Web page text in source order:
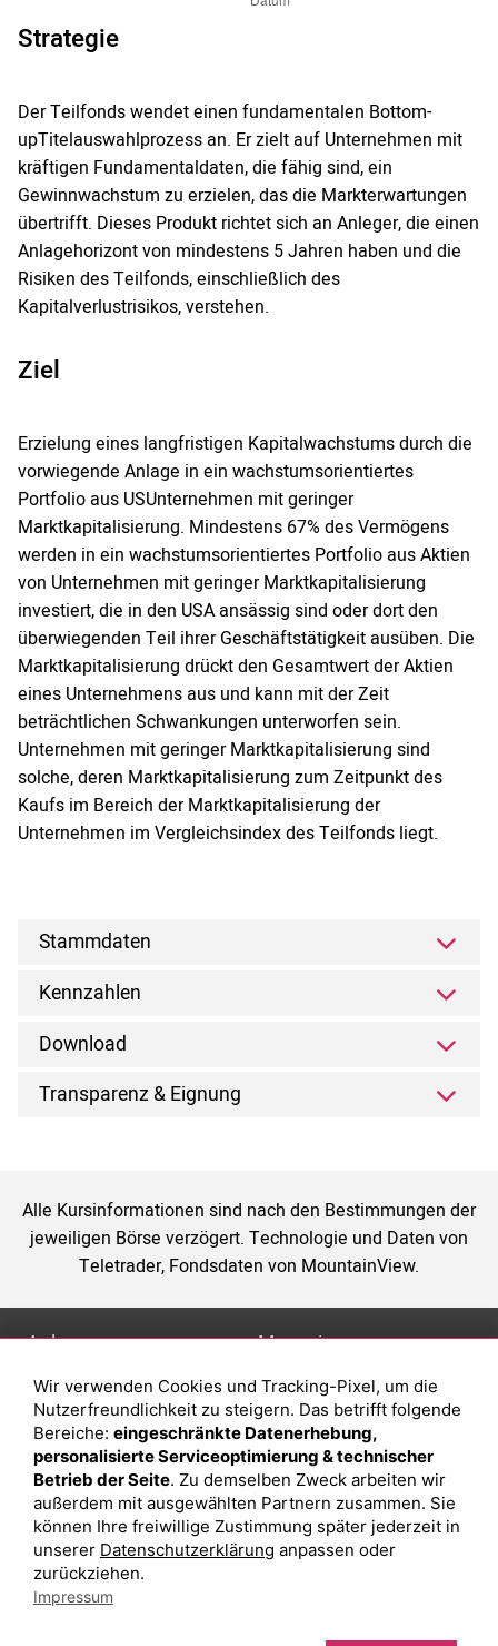
Strategie
Der Teilfonds wendet einen fundamentalen Bottom-
upTitelauswahlprozess an. Er zielt auf Unternehmen mit
kräftigen Fundamentaldaten, die fähig sind, ein
Gewinnwachstum zu erzielen, das die Markterwartungen
übertrifft. Dieses Produkt richtet sich an Anleger, die einen
Anlagehorizont von mindestens 5 Jahren haben und die
Risiken des Teilfonds, einschließlich des
Kapitalverlustrisikos, verstehen.
Ziel
Erzielung eines langfristigen Kapitalwachstums durch die
vorwiegende Anlage in ein wachstumsorientiertes
Portfolio aus USUnternehmen mit geringer
Marktkapitalisierung. Mindestens 67% des Vermögens
werden in ein wachstumsorientiertes Portfolio aus Aktien
von Unternehmen mit geringer Marktkapitalisierung
investiert, die in den USA ansässig sind oder dort den
überwiegenden Teil ihrer Geschäftstätigkeit ausüben. Die
Marktkapitalisierung drückt den Gesamtwert der Aktien
eines Unternehmens aus und kann mit der Zeit
beträchtlichen Schwankungen unterworfen sein.
Unternehmen mit geringer Marktkapitalisierung sind
solche, deren Marktkapitalisierung zum Zeitpunkt des
Kaufs im Bereich der Marktkapitalisierung der
Unternehmen im Vergleichsindex des Teilfonds liegt.
Stammdaten
Kennzahlen
Download
Transparenz & Eignung
Alle Kursinformationen sind nach den Bestimmungen der
jeweiligen Börse verzögert. Technologie und Daten von
Teletrader, Fondsdaten von MountainView.
Anlage
Depot eröffnen
Depot vergleichen
Junior Depot
Top-Seller-Fonds
Top-Fonds
Fonds-Suche
Magazin
Was sind sind ETFs?
Sparplan Vorteile
Was ist ein Fonds?
Wir verwenden Cookies und Tracking-Pixel, um die
Nutzerfreundlichkeit zu steigern. Das betrifft folgende
Bereiche: eingeschränkte Datenerhebung,
personalisierte Serviceoptimierung & technischer
Betrieb der Seite. Zu demselben Zweck arbeiten wir
außerdem mit ausgewählten Partnern zusammen. Sie
können Ihre freiwillige Zustimmung später jederzeit in
unserer Datenschutzerklärung anpassen oder
zurückziehen.
Impressum